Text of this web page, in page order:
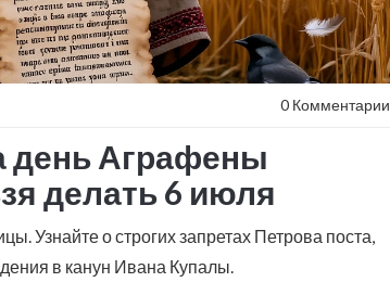
0 Комментарии
день Аграфены
делать 6 июля
Узнайте о строгих запретах Петрова поста,
в канун Ивана Купалы.